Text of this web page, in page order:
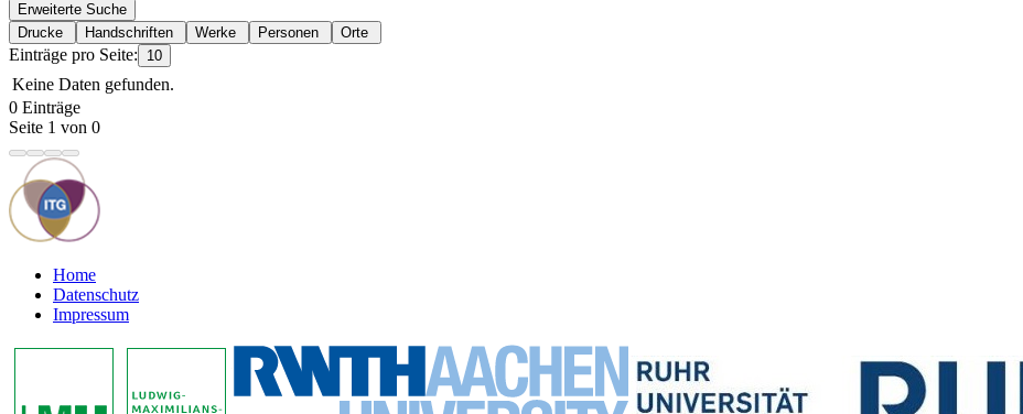
Erweiterte Suche
Drucke
Handschriften Werke Personen Orte
Einträge pro Seite: 10
Keine Daten gefunden.
0 Einträge
Seite 1 von 0
Home
Datenschutz
Impressum